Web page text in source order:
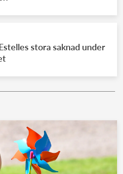
KUNGAHUS
kungahuset
kungahuset
kungahuset
kungahuset
kungahuset
stora saknad under